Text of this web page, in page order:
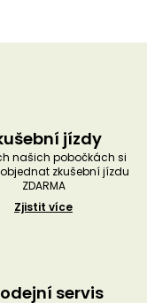
jízdy
našich pobočkách si
zkušební jízdu
ZDARMA
Zjistit více
servis